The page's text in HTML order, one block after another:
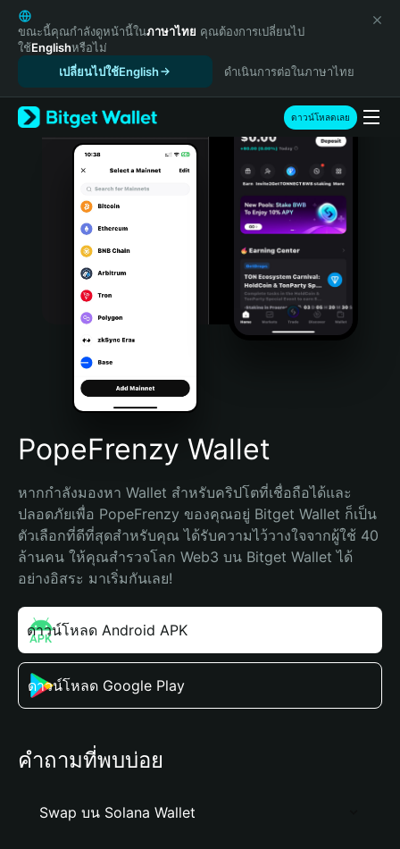
English
日本語
Tiếng Việt
Español (Latinoamérica)
Türkçe
Italiano
Português (Portugal)
Bahasa Indonesia
Português (Brasil)
Español (Argentina)
ขณะนี้คุณกำลังดูหน้านี้ในภาษาไทย คุณต้องการเปลี่ยนไป
ใช้Englishหรือไม่
เปลี่ยนไปใช้English
ดำเนินการต่อในภาษาไทย
ดาวน์โหลดเลย
PopeFrenzy Wallet
หากกำลังมองหา Wallet สำหรับคริปโตที่เชื่อถือได้และ
ปลอดภัยเพื่อ PopeFrenzy ของคุณอยู่ Bitget Wallet ก็เป็น
ตัวเลือกที่ดีที่สุดสำหรับคุณ ได้รับความไว้วางใจจากผู้ใช้ 40
ล้านคน ให้คุณสำรวจโลก Web3 บน Bitget Wallet ได้
อย่างอิสระ มาเริ่มกันเลย!
ดาวน์โหลด Android APK
ดาวน์โหลด Google Play
คำถามที่พบบ่อย
Swap บน Solana Wallet